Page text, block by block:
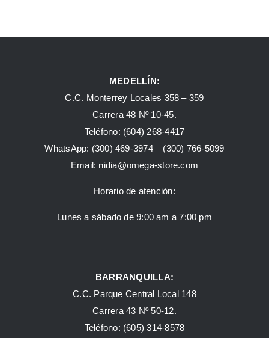
MEDELLÍN:
C.C. Monterrey Locales 358 – 359
Carrera 48 Nº 10-45.
Teléfono: (604) 268-4417
WhatsApp: (300) 469-3974 – (300) 766-5099
Email: nidia@omega-store.com
Horario de atención:
Lunes a sábado de 9:00 am a 7:00 pm
BARRANQUILLA:
C.C. Parque Central Local 148
Carrera 43 Nº 50-12.
Teléfono: (605) 314-8578